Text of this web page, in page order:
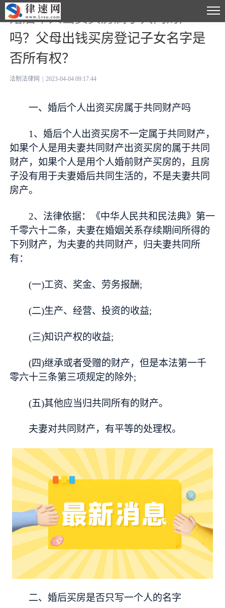
婚后个人出资买房属于共同财产
吗？父母出钱买房登记子女名字是
否所有权？
法制法律网 2023-04-04 09:17:44
一、婚后个人出资买房属于共同财产吗
1、婚后个人出资买房不一定属于共同财产，
如果个人是用夫妻共同财产出资买房的属于共同
财产，如果个人是用个人婚前财产买房的，且房
子没有用于夫妻婚后共同生活的，不是夫妻共同
房产。
2、法律依据：《中华人民共和民法典》第一
千零六十二条，夫妻在婚姻关系存续期间所得的
下列财产，为夫妻的共同财产，归夫妻共同所
有：
(一)工资、奖金、劳务报酬;
(二)生产、经营、投资的收益;
(三)知识产权的收益;
(四)继承或者受赠的财产，但是本法第一千
零六十三条第三项规定的除外;
(五)其他应当归共同所有的财产。
夫妻对共同财产，有平等的处理权。
二、婚后买房是否只写一个人的名字